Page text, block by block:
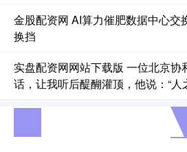
金股配资网 AI算力催肥数据中心交
换挡
实盘配资网网站下载版 一位北京协
话，让我听后醍醐灌顶，他说：“人